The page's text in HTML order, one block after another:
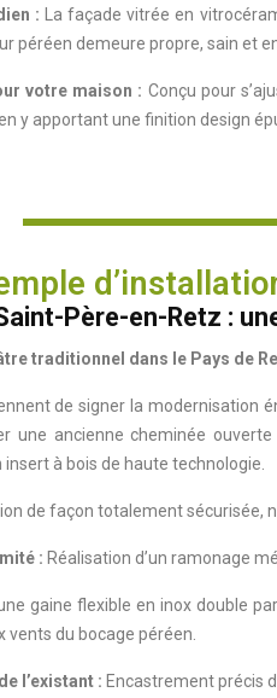
: La façade vitrée en
péréen demeure propre, sain et
votre maison : Conçu pour
y apportant une finition design
Père-en-Retz :
traditionnel dans le Pays de
de signer la modernisation
une ancienne cheminée
à bois de haute technologie.
de façon totalement sécurisée,
: Réalisation d’un ramonage
gaine flexible en inox double
vents du bocage péréen.
l’existant : Encastrement précis